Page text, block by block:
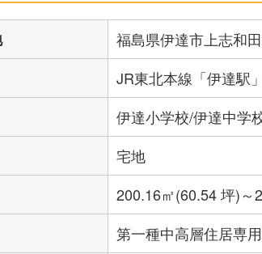
福島県伊達市上志和
JR東北本線「伊達駅
伊達小学校/伊達中学
宅地
200.16㎡(60.54 坪)～
第一種中高層住居専